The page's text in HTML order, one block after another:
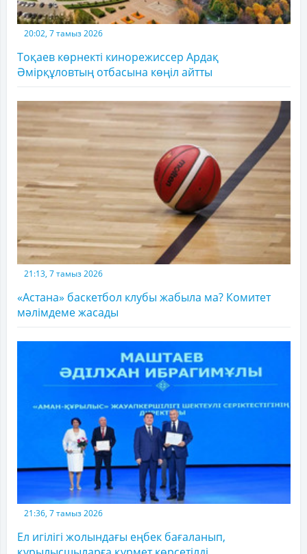
20:02, 7 тамыз 2026
Тоқаев көрнекті кинорежиссер Ардақ
Әмірқұловтың отбасына көңіл айтты
21:13, 7 тамыз 2026
«Астана» баскетбол клубы жабыла ма? Комитет
мәлімдеме жасады
21:36, 7 тамыз 2026
Ел игілігі жолындағы еңбек бағаланып,